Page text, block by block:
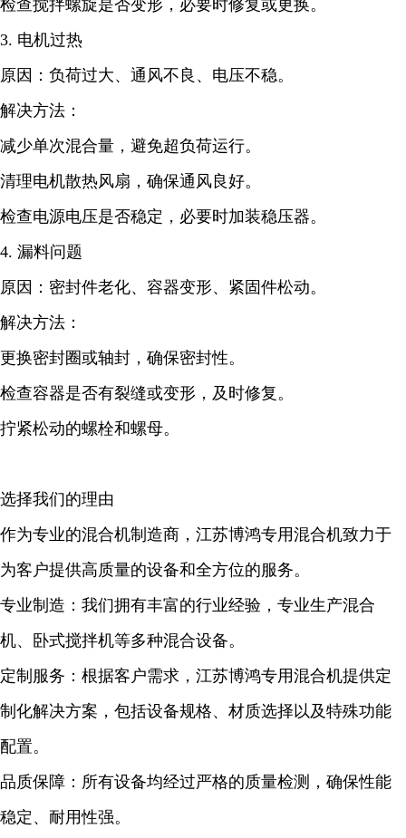
检查搅拌螺旋是否变形，必要时修复或更换。
3. 电机过热
原因：负荷过大、通风不良、电压不稳。
解决方法：
减少单次混合量，避免超负荷运行。
清理电机散热风扇，确保通风良好。
检查电源电压是否稳定，必要时加装稳压器。
4. 漏料问题
原因：密封件老化、容器变形、紧固件松动。
解决方法：
更换密封圈或轴封，确保密封性。
检查容器是否有裂缝或变形，及时修复。
拧紧松动的螺栓和螺母。
选择我们的理由
作为专业的混合机制造商，江苏博鸿专用混合机致力于
为客户提供高质量的设备和全方位的服务。
专业制造：我们拥有丰富的行业经验，专业生产混合
机、卧式搅拌机等多种混合设备。
定制服务：根据客户需求，江苏博鸿专用混合机提供定
制化解决方案，包括设备规格、材质选择以及特殊功能
配置。
品质保障：所有设备均经过严格的质量检测，确保性能
稳定、耐用性强。